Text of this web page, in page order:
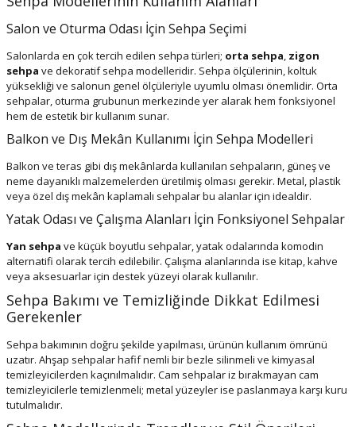
Salon ve Oturma Odası İçin Sehpa Seçimi
Salonlarda en çok tercih edilen sehpa türleri; orta sehpa, zigon
sehpa ve dekoratif sehpa modelleridir. Sehpa ölçülerinin, koltuk
yüksekliği ve salonun genel ölçüleriyle uyumlu olması önemlidir. Orta
sehpalar, oturma grubunun merkezinde yer alarak hem fonksiyonel
hem de estetik bir kullanım sunar.
Balkon ve Dış Mekân Kullanımı İçin Sehpa Modelleri
Balkon ve teras gibi dış mekânlarda kullanılan sehpaların, güneş ve
neme dayanıklı malzemelerden üretilmiş olması gerekir. Metal, plastik
veya özel dış mekân kaplamalı sehpalar bu alanlar için idealdir.
Yatak Odası ve Çalışma Alanları İçin Fonksiyonel Sehpalar
Yan sehpa ve küçük boyutlu sehpalar, yatak odalarında komodin
alternatifi olarak tercih edilebilir. Çalışma alanlarında ise kitap, kahve
veya aksesuarlar için destek yüzeyi olarak kullanılır.
Sehpa Bakımı ve Temizliğinde Dikkat Edilmesi
Gerekenler
Sehpa bakımının doğru şekilde yapılması, ürünün kullanım ömrünü
uzatır. Ahşap sehpalar hafif nemli bir bezle silinmeli ve kimyasal
temizleyicilerden kaçınılmalıdır. Cam sehpalar iz bırakmayan cam
temizleyicilerle temizlenmeli; metal yüzeyler ise paslanmaya karşı kuru
tutulmalıdır.